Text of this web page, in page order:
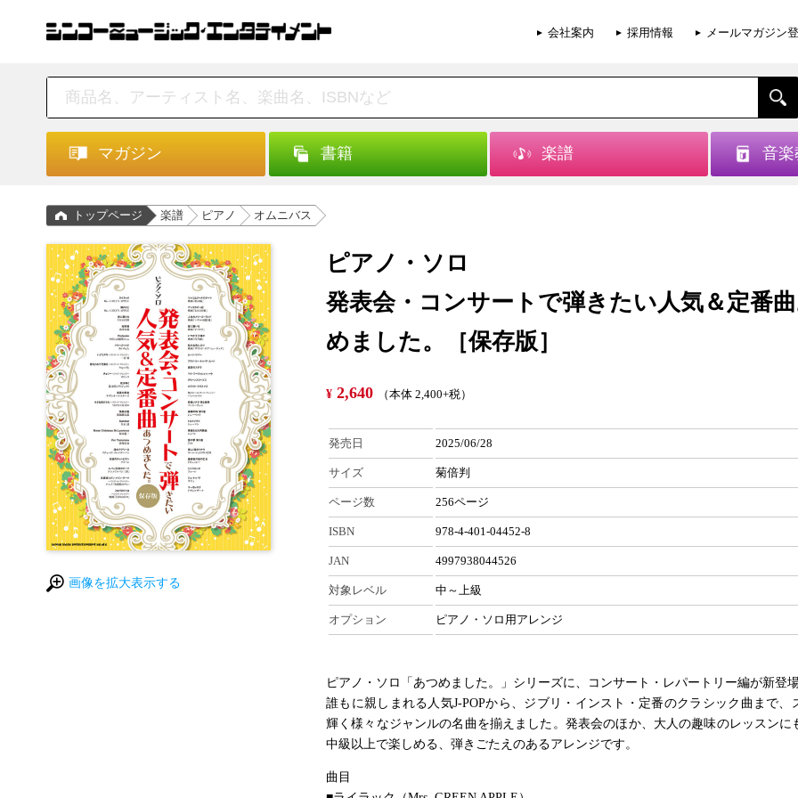
会社案内 採用情報 メールマガジン
マガジン 書籍 楽譜 音楽
トップページ 楽譜 ピアノ オムニバス
画像を拡大表示する
ピアノ・ソロ
発表会・コンサートで弾きたい人気＆定番
めました。［保存版］
¥ 2,640 （本体 2,400+税）
発売日 2025/06/28
サイズ 菊倍判
ページ数 256ページ
ISBN 978-4-401-04452-8
JAN 4997938044526
対象レベル 中～上級
オプション ピアノ・ソロ用アレンジ
ピアノ・ソロ「あつめました。」シリーズに、コンサート・レパートリー編が新登場
誰もに親しまれる人気J-POPから、ジブリ・インスト・定番のクラシック曲まで、
輝く様々なジャンルの名曲を揃えました。発表会のほか、大人の趣味のレッスンに
中級以上で楽しめる、弾きごたえのあるアレンジです。
曲目